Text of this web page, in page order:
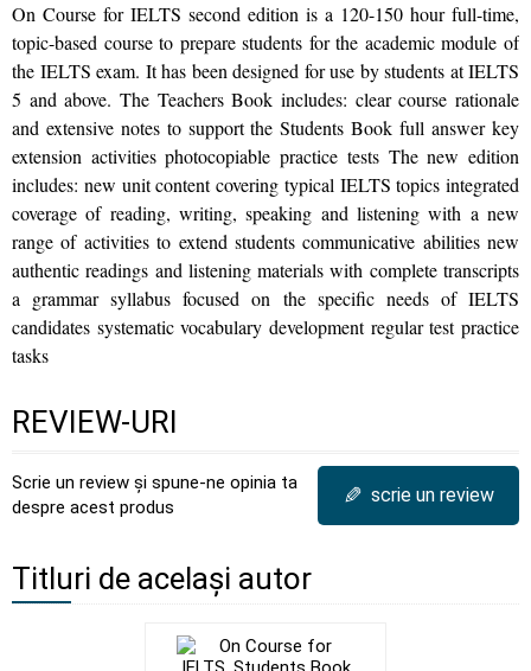
On Course for IELTS second edition is a 120-150 hour full-time,
topic-based course to prepare students for the academic module of
the IELTS exam. It has been designed for use by students at IELTS
5 and above. The Teachers Book includes: clear course rationale
and extensive notes to support the Students Book full answer key
extension activities photocopiable practice tests The new edition
includes: new unit content covering typical IELTS topics integrated
coverage of reading, writing, speaking and listening with a new
range of activities to extend students communicative abilities new
authentic readings and listening materials with complete transcripts
a grammar syllabus focused on the specific needs of IELTS
candidates systematic vocabulary development regular test practice
tasks
REVIEW-URI
Scrie un review și spune-ne opinia ta
despre acest produs
✎ scrie un review
Titluri de același autor